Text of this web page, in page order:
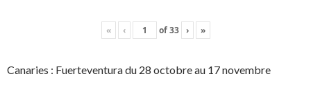
« ‹ of33 › »
Canaries : Fuerteventura du 28 octobre au 17 novembre